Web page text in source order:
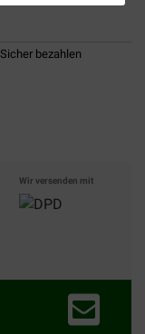
Sicher bezahlen
Wir versenden mit